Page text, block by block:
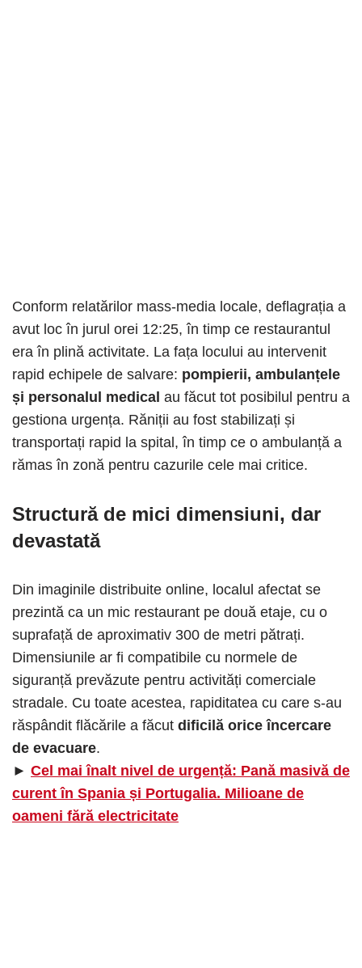
Conform relatărilor mass-media locale, deflagrația a
avut loc în jurul orei 12:25, în timp ce restaurantul
era în plină activitate. La fața locului au intervenit
rapid echipele de salvare: pompierii, ambulanțele
și personalul medical au făcut tot posibilul pentru a
gestiona urgența. Răniții au fost stabilizați și
transportați rapid la spital, în timp ce o ambulanță a
rămas în zonă pentru cazurile cele mai critice.
Structură de mici dimensiuni, dar
devastată
Din imaginile distribuite online, localul afectat se
prezintă ca un mic restaurant pe două etaje, cu o
suprafață de aproximativ 300 de metri pătrați.
Dimensiunile ar fi compatibile cu normele de
siguranță prevăzute pentru activități comerciale
stradale. Cu toate acestea, rapiditatea cu care s-au
răspândit flăcările a făcut dificilă orice încercare
de evacuare.
► Cel mai înalt nivel de urgență: Pană masivă de
curent în Spania și Portugalia. Milioane de
oameni fără electricitate